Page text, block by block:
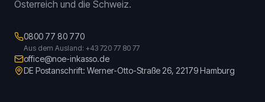
Österreich und die Schweiz.
0800 77 80 770
Aus dem Ausland: +43 720 77 80 77
office@noe-inkasso.de
DE Postanschrift: Werner-Otto-Straße 26, 22179 Hamburg